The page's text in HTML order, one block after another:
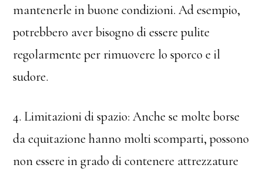
mantenerle in buone condizioni. Ad esempio,
potrebbero aver bisogno di essere pulite
regolarmente per rimuovere lo sporco e il
sudore.
4. Limitazioni di spazio: Anche se molte borse
da equitazione hanno molti scomparti, possono
non essere in grado di contenere attrezzature